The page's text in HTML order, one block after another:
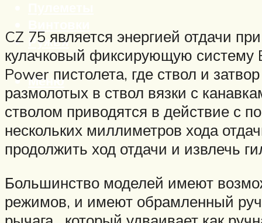
Ружья
Меню
CZ 75 является энергией отдачи
кулачковый фиксирующую систему
Power пистолета, где ствол и
размолотых в ствол вязки с
стволом приводятся в действие с
нескольких миллиметров хода
продолжить ход отдачи и извлечь
Большинство моделей имеют
режимов, и имеют обрамленный